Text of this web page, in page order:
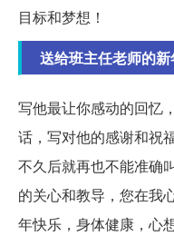
目标和梦想！
送给班主任老师的
写他最让你感动的回忆
话，写对他的感谢和祝
不久后就再也不能准确
的关心和教导，您在我
年快乐，身体健康，心